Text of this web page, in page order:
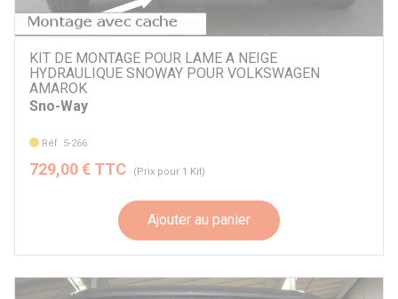
KIT DE MONTAGE POUR LAME A NEIGE
HYDRAULIQUE SNOWAY POUR VOLKSWAGEN
AMAROK
Sno-Way
Réf. 5-266
729,00 € TTC (Prix pour 1 Kit)
Ajouter au panier